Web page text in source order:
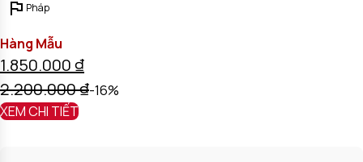
Pháp
Hàng Mẫu
1.850.000₫
2.200.000₫-16%
XEM CHI TIẾT